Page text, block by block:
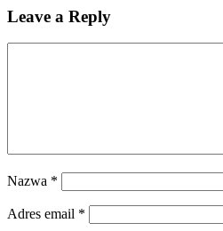
Leave a Reply
Nazwa *
Adres email *